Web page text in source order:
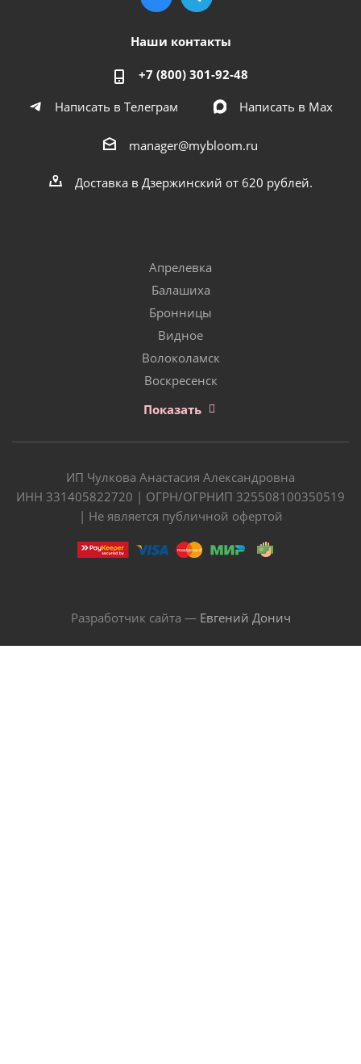
Наши контакты
+7 (800) 301-92-48
Написать в Телеграм
Написать в Мах
manager@mybloom.ru
Доставка в Дзержинский от 620 рублей.
Апрелевка
Балашиха
Бронницы
Видное
Волоколамск
Воскресенск
Показать
ИП Чулкова Анастасия Александровна
ИНН 331405822720 | ОГРН/ОГРНИП 325508100350519
| Не является публичной офертой
Разработчик сайта — Евгений Донич